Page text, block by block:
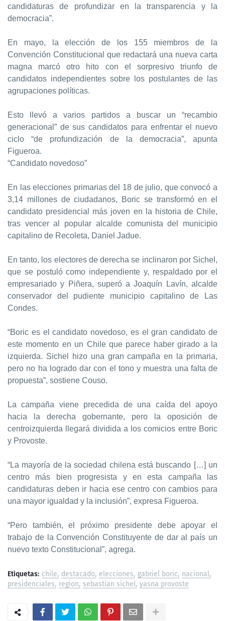
candidaturas de profundizar en la transparencia y la
democracia”.
En mayo, la elección de los 155 miembros de la
Convención Constitucional que redactará una nueva carta
magna marcó otro hito con el sorpresivo triunfo de
candidatos independientes sobre los postulantes de las
agrupaciones políticas.
Esto llevó a varios partidos a buscar un “recambio
generacional” de sus candidatos para enfrentar el nuevo
ciclo “de profundización de la democracia”, apunta
Figueroa.
“Candidato novedoso”
En las elecciones primarias del 18 de julio, que convocó a
3,14 millones de ciudadanos, Boric se transformó en el
candidato presidencial más joven en la historia de Chile,
tras vencer al popular alcalde comunista del municipio
capitalino de Recoleta, Daniel Jadue.
En tanto, los electores de derecha se inclinaron por Sichel,
que se postuló como independiente y, respaldado por el
empresariado y Piñera, superó a Joaquín Lavín, alcalde
conservador del pudiente municipio capitalino de Las
Condes.
“Boric es el candidato novedoso, es el gran candidato de
este momento en un Chile que parece haber girado a la
izquierda. Sichel hizo una gran campaña en la primaria,
pero no ha logrado dar con el tono y muestra una falta de
propuesta”, sostiene Couso.
La campaña viene precedida de una caída del apoyo
hacia la derecha gobernante, pero la oposición de
centroizquierda llegará dividida a los comicios entre Boric
y Provoste.
“La mayoría de la sociedad chilena está buscando […] un
centro más bien progresista y en esta campaña las
candidaturas deben ir hacia ese centro con cambios para
una mayor igualdad y la inclusión”, expresa Figueroa.
“Pero también, el próximo presidente debe apoyar el
trabajo de la Convención Constituyente de dar al país un
nuevo texto Constitucional”, agrega.
Etiquetas: chile destacado elecciones gabriel boric nacional
presidenciales region sebastian sichel yasna provoste